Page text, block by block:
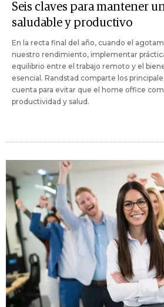
Seis claves para mantener
saludable y productivo
En la recta final del año, cuando el
nuestro rendimiento, implementar
equilibrio entre el trabajo remoto y el
esencial. Randstad comparte los
cuenta para evitar que el home office
productividad y salud.